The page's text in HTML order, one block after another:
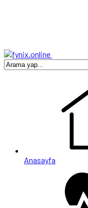
Anasayfa